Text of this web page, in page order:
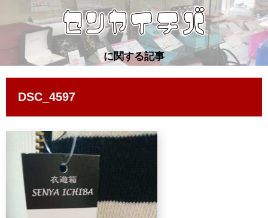
に関する記事
DSC_4597